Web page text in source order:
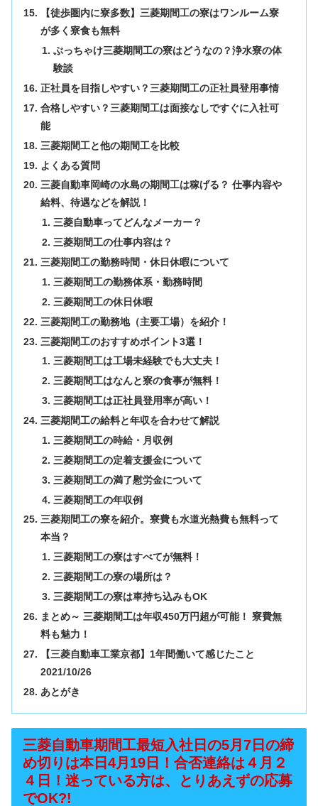
【徒歩圏内に寮多数】三菱期間工の寮はワンルーム寮
が多く寮食も無料
ぶっちゃけ三菱期間工の寮はどうなの？浄水寮の体
験談
正社員を目指しやすい？三菱期間工の正社員登用事情
合格しやすい？三菱期間工は面接なしですぐに入社可
能
三菱期間工と他の期間工を比較
よくある質問
三菱自動車岡崎の水島の期間工は稼げる？ 仕事内容や
給料、待遇などを解説！
三菱自動車ってどんなメーカー？
三菱期間工の仕事内容は？
三菱期間工の勤務時間・休日休暇について
三菱期間工の勤務体系・勤務時間
三菱期間工の休日休暇
三菱期間工の勤務地（主要工場）を紹介！
三菱期間工のおすすめポイント3選！
三菱期間工は工場未経験でも大丈夫！
三菱期間工はなんと寮の食事が無料！
三菱期間工は正社員登用率が高い！
三菱期間工の給料と年収を合わせて解説
三菱期間工の時給・月収例
三菱期間工の定着支援金について
三菱期間工の満了慰労金について
三菱期間工の年収例
三菱期間工の寮を紹介。寮費も水道光熱費も無料って
本当？
三菱期間工の寮はすべてが無料！
三菱期間工の寮の場所は？
三菱期間工の寮は車持ち込みもOK
まとめ～ 三菱期間工は年収450万円超が可能！ 寮費無
料も魅力！
【三菱自動車工業京都】1年間働いて感じたこと
2021/10/26
あとがき
三菱自動車期間工最短入社日の5月7日の締
め切りは本日4月19日！合否連絡は４月２
４日！迷っている方は、とりあえずの応募
でOK?!